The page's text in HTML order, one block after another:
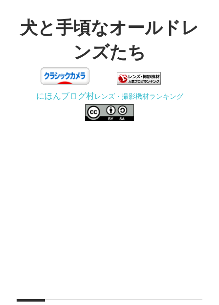
テ犬と手頃なオールドレ
ンズたち
う
にほんブログ村レンズ・撮影機材ランキング